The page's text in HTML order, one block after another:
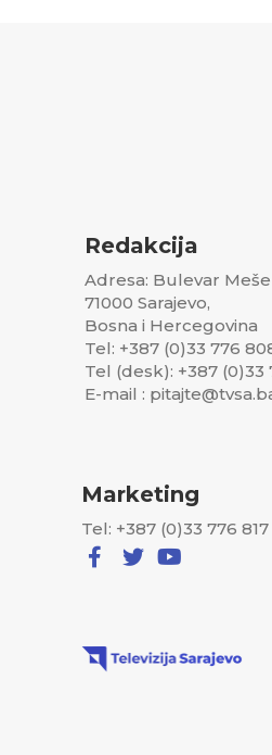
Redakcija
Adresa: Bulevar Meše
71000 Sarajevo,
Bosna i Hercegovina
Tel: +387 (0)33 776
Tel (desk): +387 (0)33
E-mail :
Marketing
Tel: +387 (0)33 776 817